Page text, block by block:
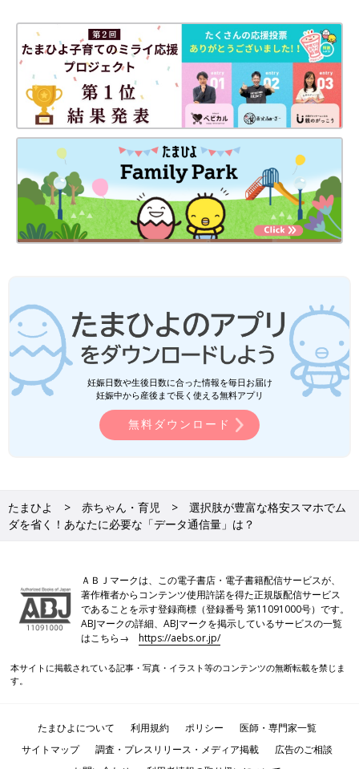
妊娠日数や生後日数に合った情報を毎日お届け
妊娠中から産後まで長く使える無料アプリ
無料ダウンロード
たまひよ 赤ちゃん・育児
選択肢が豊富な格安スマホでム
ダを省く！あなたに必要な「データ通信量」は？
ＡＢＪマークは、この電子書店・電子書籍配信サービスが、
著作権者からコンテンツ使用許諾を得た正規版配信サービス
であることを示す登録商標（登録番号 第11091000号）です。
ABJマークの詳細、ABJマークを掲示しているサービスの一覧
はこちら→https://aebs.or.jp/
本サイトに掲載されている記事・写真・イラスト等のコンテンツの無断転載を禁じま
す。
たまひよについて 利用規約 ポリシー
医師・専門家一覧
サイトマップ
調査・プレスリリース・メディア掲載
広告のご相談